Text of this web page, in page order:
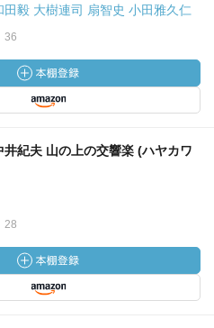
田毅 大樹連司 扇智史 小田雅久仁
36
井紀夫 山の上の交響楽 (ハヤカワ
28